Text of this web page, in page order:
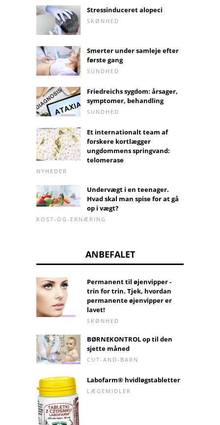
Stressinduceret alopeci
SKØNHED
Smerter under samleje efter
første gang
SUNDHED
Friedreichs sygdom: årsager,
symptomer, behandling
SUNDHED
Et internationalt team af
forskere kortlægger
ungdommens springvand:
telomerase
NYHEDER
Undervægt i en teenager.
Hvad skal man spise for at gå
op i vægt?
KOST-OG-ERNÆRING
ANBEFALET
Permanent til øjenvipper -
trin for trin. Tjek, hvordan
permanente øjenvipper er
lavet!
SKØNHED
BØRNEKONTROL op til den
sjette måned
CUT-AND-BARN
Labofarm® hvidløgstabletter
LÆGEMIDLER